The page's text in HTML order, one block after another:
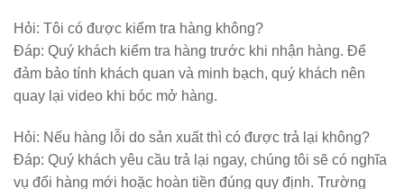
Hỏi: Tôi có được kiểm tra hàng không?
Đáp: Quý khách kiểm tra hàng trước khi nhận hàng. Để
đảm bảo tính khách quan và minh bạch, quý khách nên
quay lại video khi bóc mở hàng.
Hỏi: Nếu hàng lỗi do sản xuất thì có được trả lại không?
Đáp: Quý khách yêu cầu trả lại ngay, chúng tôi sẽ có nghĩa
vụ đổi hàng mới hoặc hoàn tiền đúng quy định. Trường